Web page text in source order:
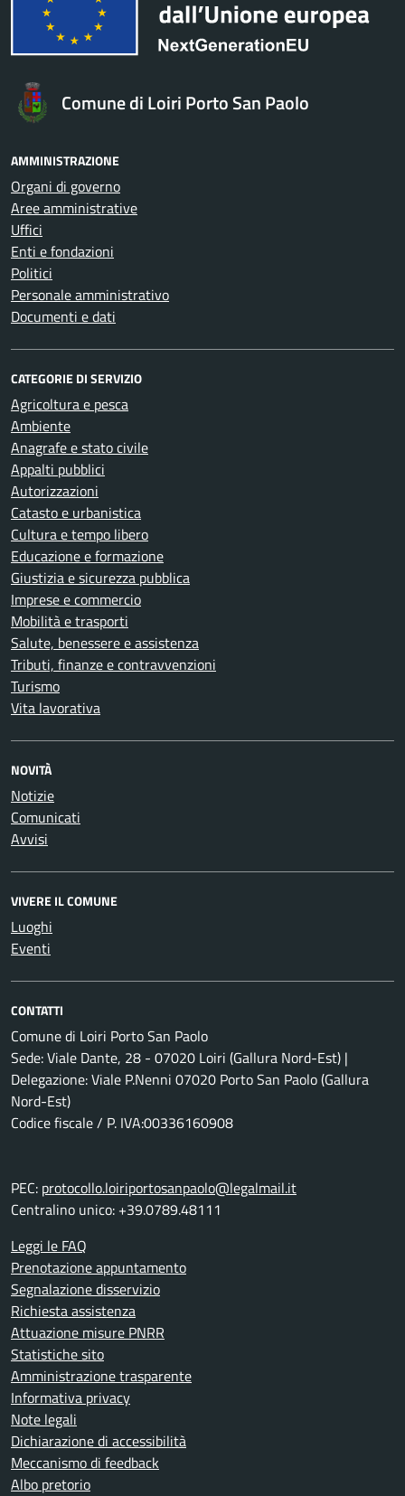
Comune di Loiri Porto San Paolo
AMMINISTRAZIONE
Organi di governo
Aree amministrative
Uffici
Enti e fondazioni
Politici
Personale amministrativo
Documenti e dati
CATEGORIE DI SERVIZIO
Agricoltura e pesca
Ambiente
Anagrafe e stato civile
Appalti pubblici
Autorizzazioni
Catasto e urbanistica
Cultura e tempo libero
Educazione e formazione
Giustizia e sicurezza pubblica
Imprese e commercio
Mobilità e trasporti
Salute, benessere e assistenza
Tributi, finanze e contravvenzioni
Turismo
Vita lavorativa
NOVITÀ
Notizie
Comunicati
Avvisi
VIVERE IL COMUNE
Luoghi
Eventi
CONTATTI
Comune di Loiri Porto San Paolo
Sede: Viale Dante, 28 - 07020 Loiri (Gallura Nord-Est) |
Delegazione: Viale P.Nenni 07020 Porto San Paolo (Gallura
Nord-Est)
Codice fiscale / P. IVA:00336160908
PEC: protocollo.loiriportosanpaolo@legalmail.it
Centralino unico: +39.0789.48111
Leggi le FAQ
Prenotazione appuntamento
Segnalazione disservizio
Richiesta assistenza
Attuazione misure PNRR
Statistiche sito
Amministrazione trasparente
Informativa privacy
Note legali
Dichiarazione di accessibilità
Meccanismo di feedback
Albo pretorio